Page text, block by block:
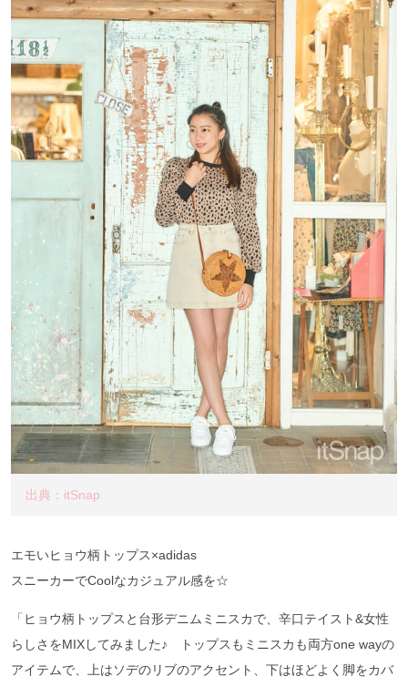
出典：itSnap
エモいヒョウ柄トップス×adidas
スニーカーでCoolなカジュアル感を☆
「ヒョウ柄トップスと台形デニムミニスカで、辛口テイスト&女性
らしさをMIXしてみました♪ トップスもミニスカも両方one wayの
アイテムで、上はソデのリブのアクセント、下はほどよく脚をカバ